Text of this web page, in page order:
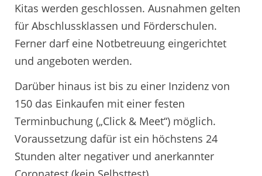
Kitas werden geschlossen. Ausnahmen gelten
für Abschlussklassen und Förderschulen.
Ferner darf eine Notbetreuung eingerichtet
und angeboten werden.
Darüber hinaus ist bis zu einer Inzidenz von
150 das Einkaufen mit einer festen
Terminbuchung („Click & Meet“) möglich.
Voraussetzung dafür ist ein höchstens 24
Stunden alter negativer und anerkannter